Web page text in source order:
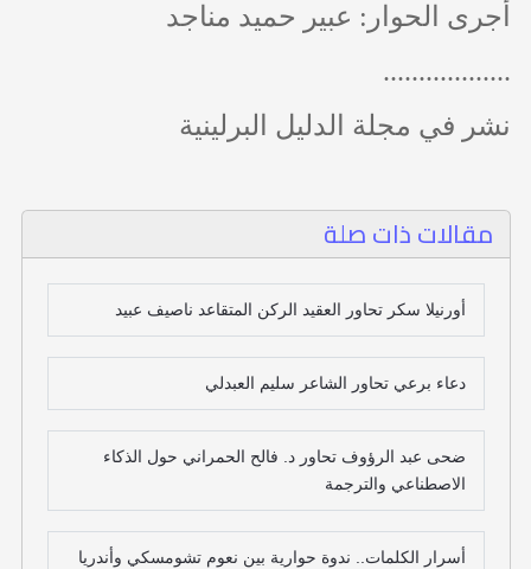
أجرى الحوار: عبير حميد مناجد
..................
نشر في مجلة الدليل البرلينية
مقالات ذات صلة
أورنيلا سكر تحاور العقيد الركن المتقاعد ناصيف عبيد
دعاء برعي تحاور الشاعر سليم العبدلي
ضحى عبد الرؤوف تحاور د. فالح الحمراني حول الذكاء
الاصطناعي والترجمة
أسرار الكلمات.. ندوة حوارية بين نعوم تشومسكي وأندريا